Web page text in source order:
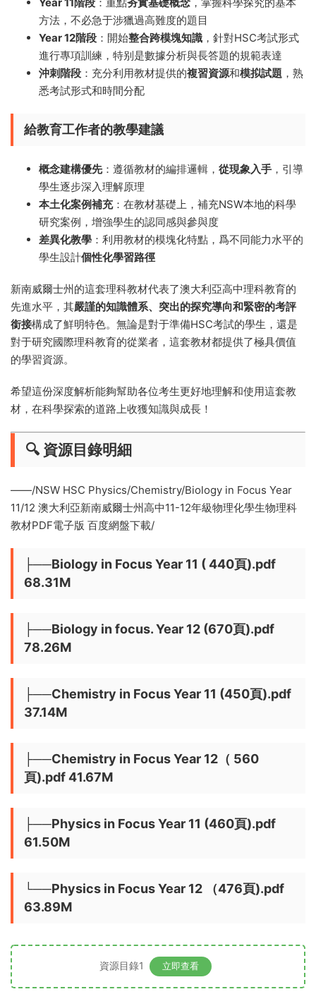
方法，不必急于涉獵過高難度的題目
Year 12階段 ：開始整合跨模塊知識 ，針對HSC考試形式
進行專項訓練，特别是數據分析與長答題的規範表達
沖刺階段 ：充分利用教材提供的複習資源和模拟試題 ，熟
悉考試形式和時間分配
給教育工作者的教學建議
概念建構優先：遵循教材的編排邏輯， 從現象入手 ，引導
學生逐步深入理解原理
本土化案例補充：在教材基礎上，補充NSW本地的科學
研究案例，增強學生的認同感與參與度
差異化教學 ：利用教材的模塊化特點，爲不同能力水平的
學生設計個性化學習路徑
新南威爾士州的這套理科教材代表了澳大利亞高中理科教育的
先進水平，其嚴謹的知識體系、突出的探究導向和緊密的考評
銜接構成了鮮明特色。無論是對于準備HSC考試的學生，還是
對于研究國際理科教育的從業者，這套教材都提供了極具價值
的學習資源。
希望這份深度解析能夠幫助各位考生更好地理解和使用這套教
材，在科學探索的道路上收獲知識與成長！
🔍 資源目錄明細
——/NSW HSC Physics/Chemistry/Biology in Focus Year
11/12 澳大利亞新南威爾士州高中11-12年級物理化學生物理科
教材PDF電子版 百度網盤下載/
├──Biology in Focus Year 11 ( 440頁).pdf
68.31M
├──Biology in focus. Year 12 (670頁).pdf
78.26M
├──Chemistry in Focus Year 11 (450頁).pdf
37.14M
├──Chemistry in Focus Year 12（ 560
頁).pdf 41.67M
├──Physics in Focus Year 11 (460頁).pdf
61.50M
└──Physics in Focus Year 12 （476頁).pdf
63.89M
資源目錄1 立即查看